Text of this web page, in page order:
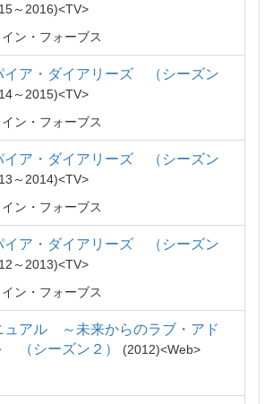
～2016
TV
ン・フォーブス
イア・ダイアリーズ （シーズン
～2015
TV
ン・フォーブス
イア・ダイアリーズ （シーズン
～2014
TV
ン・フォーブス
イア・ダイアリーズ （シーズン
～2013
TV
ン・フォーブス
ュアル ～未来からのラブ・アド
（シーズン２）
2012
Web